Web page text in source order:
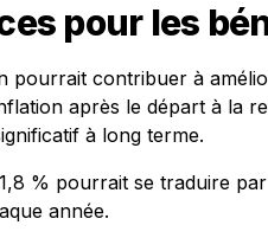
pour les
pourrait contribuer à
après le départ à la
à long terme.
% pourrait se traduire
année.